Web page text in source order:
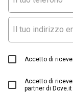
Accetto di
Accetto di
partner di Dove.it